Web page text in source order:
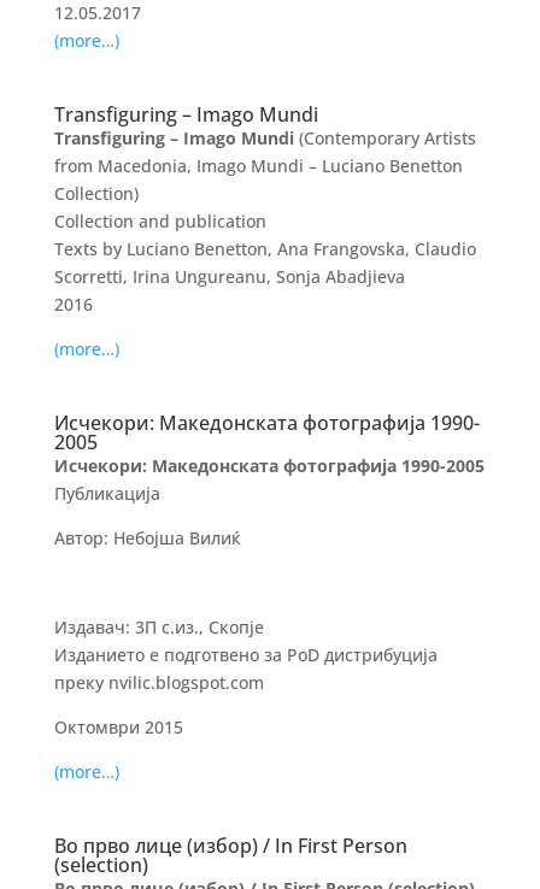
12.05.2017
(more…)
Transfiguring – Imago Mundi
Transfiguring – Imago Mundi (Contemporary Artists
from Macedonia, Imago Mundi – Luciano Benetton
Collection)
Collection and publication
Texts by Luciano Benetton, Ana Frangovska, Claudio
Scorretti, Irina Ungureanu, Sonja Abadjieva
2016
(more…)
Исчекори: Македонската фотографија 1990-
2005
Исчекори: Македонската фотографија 1990-2005
Публикација
Автор: Небојша Вилиќ
Издавач: 3П с.из., Скопје
Изданието е подготвено за PoD дистрибуција
преку nvilic.blogspot.com
Октомври 2015
(more…)
Во прво лице (избор) / In First Person
(selection)